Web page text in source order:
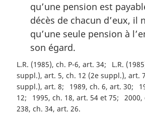
qu’une pension est
décès de chacun d’eux, il
qu’une seule pension à
son égard.
L.R. (1985), ch. P-6, art. 34
L.R.
suppl.), art. 5, ch. 12 (2e suppl.), art.
suppl.), art. 8
1989, ch. 6, art. 30
12
1995, ch. 18, art. 54 et 75
2000,
238, ch. 34, art. 26